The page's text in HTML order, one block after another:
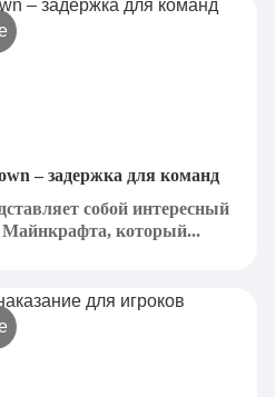
– задержка для команд
собой интересный
Майнкрафта, который...